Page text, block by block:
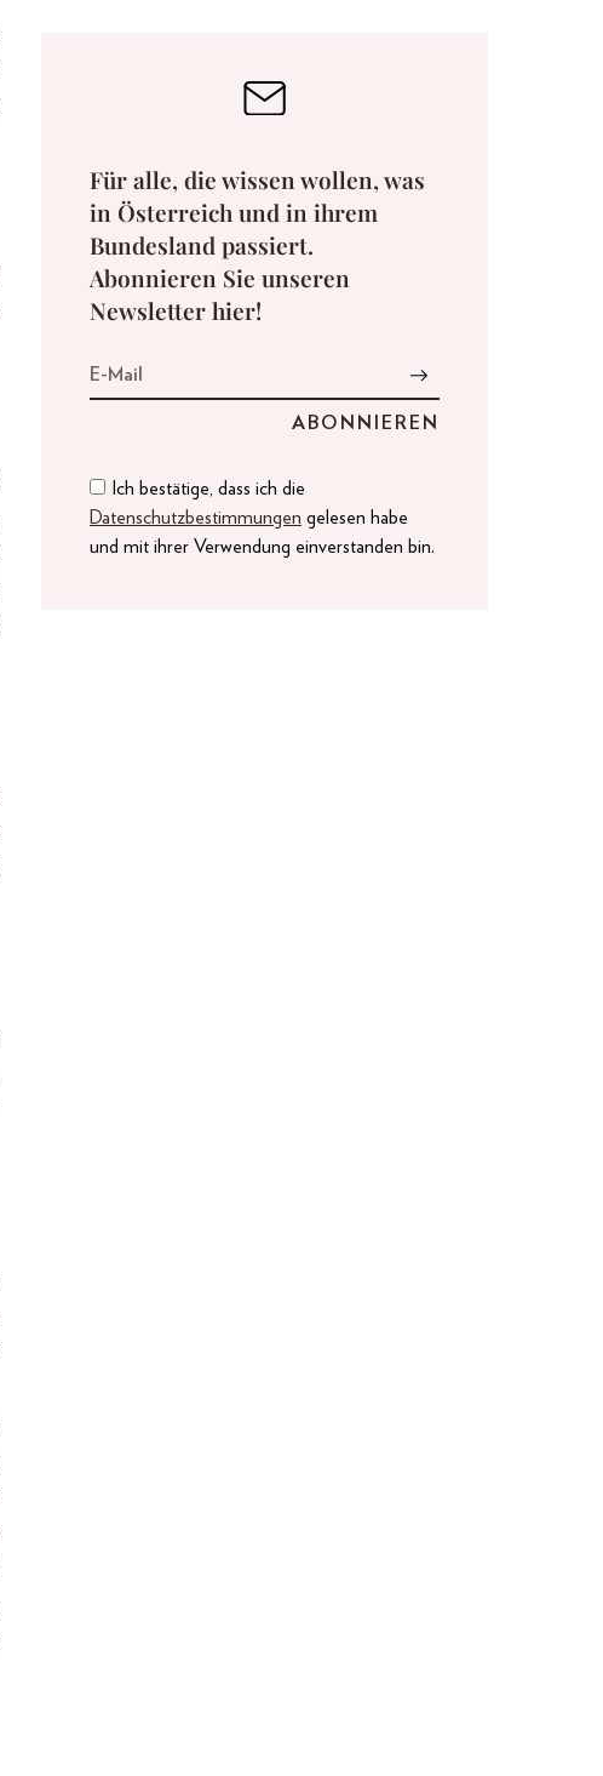
Für alle, die wissen wollen, was
in Österreich und in ihrem
Bundesland passiert.
Abonnieren Sie unseren
Newsletter hier!
Ich bestätige, dass ich die
Datenschutzbestimmungen gelesen habe
und mit ihrer Verwendung einverstanden bin.